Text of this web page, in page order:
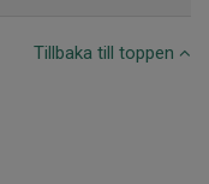
Tillbaka till toppen